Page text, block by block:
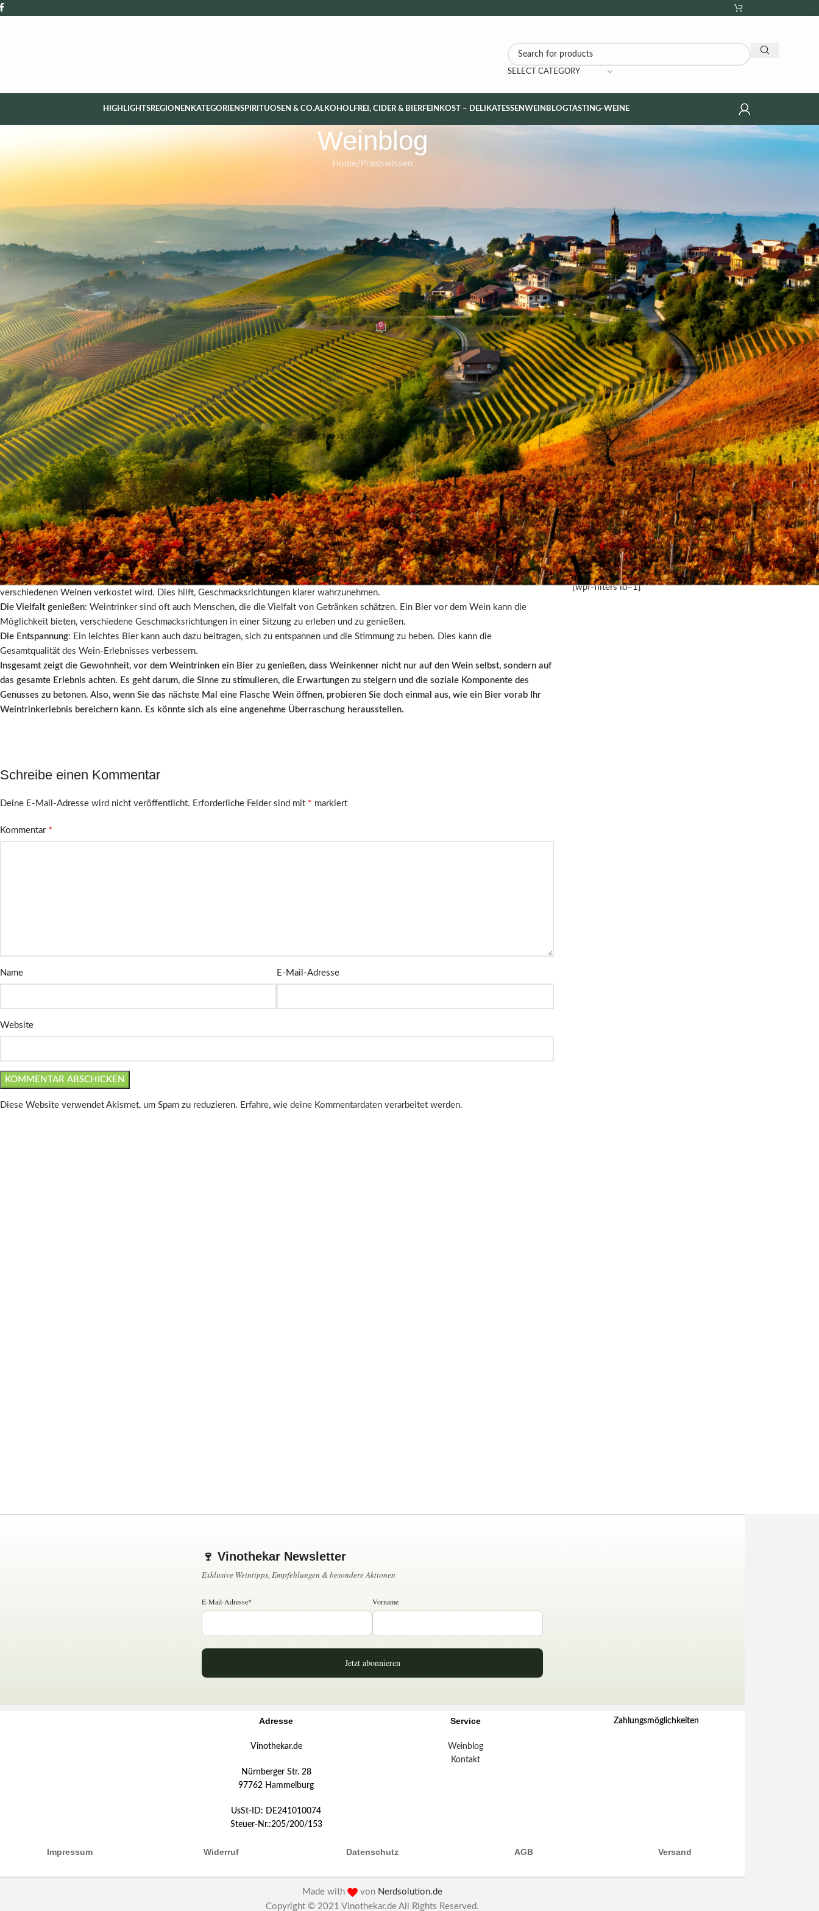
SELECT CATEGORY
HIGHLIGHTSREGIONEN KATEGORIENSPIRITUOSEN & CO.ALKOHOLFREI, CIDER & BIERFEINKOST – DELIKATESSENWEINBLOGTASTING-WEINE
Weinblog
Home Praxiswissen
PRAXISWISSEN
Warum Weintrinker gerne ein Bier vorab trinken
Posted by Werner ZeiserOn 25. September 2023
0
Die Kunst der Vorfreude
Weintrinker sind bekannt für ihre Leidenschaft für erlesene Tropfen, die von subtilen Aromen und komplexen Geschmacksrichtungen
geprägt sind. Doch es gibt eine interessante Gewohnheit, die einige Weinkenner teilen: Sie genießen gerne ein Bier vorab, bevor sie sich
dem Wein widmen. Dies mag auf den ersten Blick überraschend erscheinen, aber es steckt mehr dahinter, als man denkt.
Die Erwartungshaltung steigern: Ein Bier vor dem Wein kann die Vorfreude steigern. Es ist fast wie das Öffnen einer Schachtel mit
Geschenken vor dem eigentlichen Fest. Das Bier dient als Appetitanreger für den Gaumen und weckt die Neugier auf das, was noch
kommen wird.
Der Geschmackswechsel: Bier und Wein sind grundverschieden, wenn es um Geschmack und Textur geht. Bier ist oft prickelnd, leichter
und weniger komplex als Wein. Durch diesen Kontrast können Weintrinker ihre Geschmacksknospen auf eine neue Erfahrung vorbereiten.
Die soziale Komponente: Das Teilen eines Biers vor dem Wein kann eine soziale Erfahrung sein. Es ermöglicht den Gästen, sich zu
entspannen und in Gespräche zu vertiefen, bevor sie sich auf das komplexere Thema des Weins konzentrieren. Dies kann den Abend
unterhaltsamer gestalten.
Die reinigende Wirkung: Bier kann den Gaumen reinigen und den Mund erfrischen, was besonders dann nützlich ist, wenn zwischen
verschiedenen Weinen verkostet wird. Dies hilft, Geschmacksrichtungen klarer wahrzunehmen.
Die Vielfalt genießen: Weintrinker sind oft auch Menschen, die die Vielfalt von Getränken schätzen. Ein Bier vor dem Wein kann die
Möglichkeit bieten, verschiedene Geschmacksrichtungen in einer Sitzung zu erleben und zu genießen.
Die Entspannung: Ein leichtes Bier kann auch dazu beitragen, sich zu entspannen und die Stimmung zu heben. Dies kann die
Gesamtqualität des Wein-Erlebnisses verbessern.
Insgesamt zeigt die Gewohnheit, vor dem Weintrinken ein Bier zu genießen, dass Weinkenner nicht nur auf den Wein selbst, sondern auf
das gesamte Erlebnis achten. Es geht darum, die Sinne zu stimulieren, die Erwartungen zu steigern und die soziale Komponente des
Genusses zu betonen. Also, wenn Sie das nächste Mal eine Flasche Wein öffnen, probieren Sie doch einmal aus, wie ein Bier vorab Ihr
Weintrinkerlebnis bereichern kann. Es könnte sich als eine angenehme Überraschung herausstellen.
Schreibe einen Kommentar
Deine E-Mail-Adresse wird nicht veröffentlicht. Erforderliche Felder sind mit * markiert
Kommentar *
Name E-Mail-Adresse
Website
Diese Website verwendet Akismet, um Spam zu reduzieren. Erfahre, wie deine Kommentardaten verarbeitet werden.
KATEGORIEN
Masterclass
Praxiswissen
Regionaler Weinbau
Über uns
Uncategorized
Wein als Inspiration
Wein Geschichte
Wein Italien
Wein und mehr
Wein und Wermuth – eine Empfehlung
Weinberufe
Weinkritiker
Weinreise
Weinwissen
Werners Fiktion
Winzer und Weingüter
[wpf-filters id=1]
🍷 Vinothekar Newsletter
Exklusive Weintipps, Empfehlungen & besondere Aktionen
E-Mail-Adresse* Vorname
Jetzt abonnieren
Adresse
Vinothekar.de
Nürnberger Str. 28
97762 Hammelburg
UsSt-ID: DE241010074
Steuer-Nr.:205/200/153
Service
Weinblog
Kontakt
Zahlungsmöglichkeiten
Impressum Widerruf Datenschutz AGB Versand
Made with von Nerdsolution.de
Copyright © 2021 Vinothekar.de All Rights Reserved.